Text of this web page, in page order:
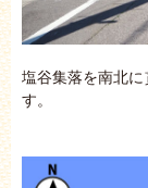
塩谷集落を南北
す。